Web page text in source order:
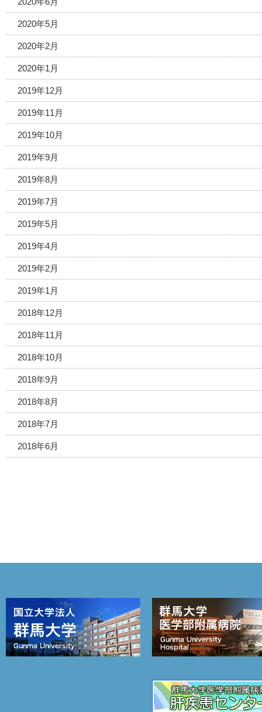
2020年5月
2020年2月
2020年1月
2019年12月
2019年11月
2019年10月
2019年9月
2019年8月
2019年7月
2019年5月
2019年4月
2019年2月
2019年1月
2018年12月
2018年11月
2018年10月
2018年9月
2018年8月
2018年7月
2018年6月